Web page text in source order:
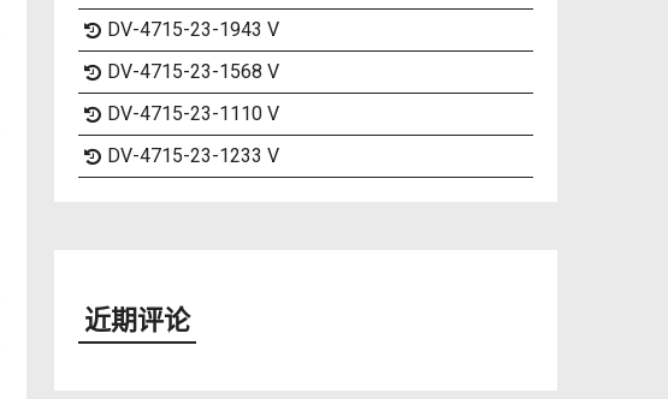
DV-4715-23-1943 V
DV-4715-23-1568 V
DV-4715-23-1110 V
DV-4715-23-1233 V
近期评论